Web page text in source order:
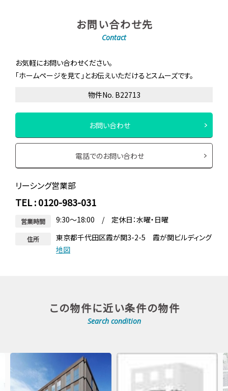
お問い合わせ先
Contact
お気軽にお問い合わせください。
「ホームページを見て」とお伝えいただけるとスムーズです。
物件No. B22713
お問い合わせ
電話でのお問い合わせ
リーシング営業部
TEL : 0120-983-031
営業時間 9:30～18:00 / 定休日：水曜・日曜
住所
東京都千代田区霞が関3-2-5 霞が関ビルディング
地図
この物件に近い条件の物件
Search condition